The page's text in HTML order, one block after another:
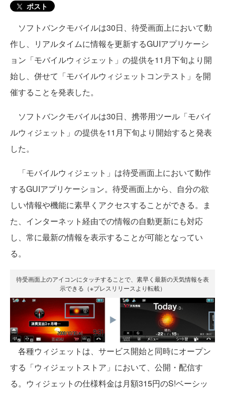
ポスト
ソフトバンクモバイルは30日、待受画面上において動
作し、リアルタイムに情報を更新するGUIアプリケーシ
ョン「モバイルウィジェット」の提供を11月下旬より開
始し、併せて「モバイルウィジェットコンテスト」を開
催することを発表した。
ソフトバンクモバイルは30日、携帯用ツール「モバイ
ルウィジェット」の提供を11月下旬より開始すると発表
した。
「モバイルウィジェット」は待受画面上において動作
するGUIアプリケーション。待受画面上から、自分の欲
しい情報や機能に素早くアクセスすることができる。ま
た、インターネット経由での情報の自動更新にも対応
し、常に最新の情報を表示することが可能となってい
る。
待受画面上のアイコンにタッチすることで、素早く最新の天気情報を表
示できる（※プレスリリースより転載）
各種ウィジェットは、サービス開始と同時にオープン
する「ウィジェットストア」において、公開・配信す
る。ウィジェットの仕様料金は月額315円のS!ベーシッ